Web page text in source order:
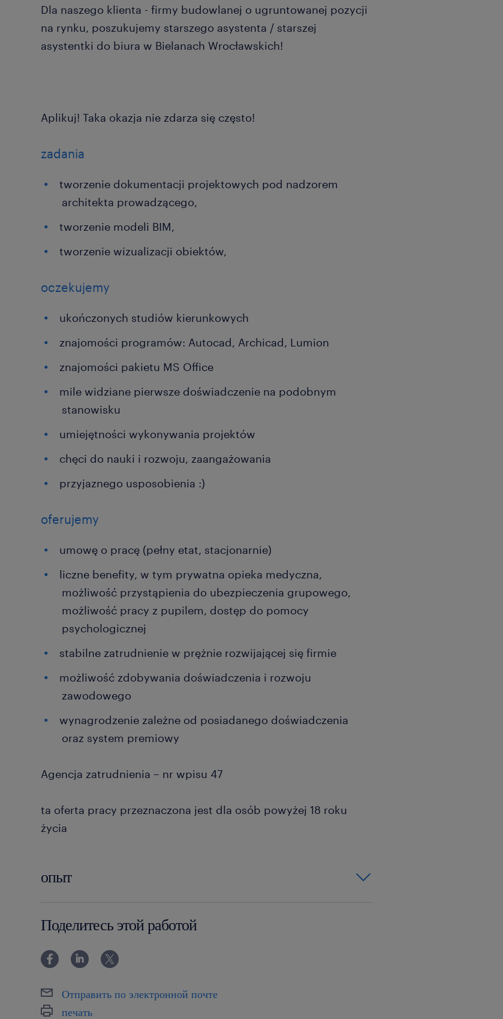
Dla naszego klienta - firmy budowlanej o ugruntowanej pozycji
na rynku, poszukujemy starszego asystenta / starszej
asystentki do biura w Bielanach Wrocławskich!
Aplikuj! Taka okazja nie zdarza się często!
zadania
tworzenie dokumentacji projektowych pod nadzorem
architekta prowadzącego,
tworzenie modeli BIM,
tworzenie wizualizacji obiektów,
oczekujemy
ukończonych studiów kierunkowych
znajomości programów: Autocad, Archicad, Lumion
znajomości pakietu MS Office
mile widziane pierwsze doświadczenie na podobnym
stanowisku
umiejętności wykonywania projektów
chęci do nauki i rozwoju, zaangażowania
przyjaznego usposobienia :)
oferujemy
umowę o pracę (pełny etat, stacjonarnie)
liczne benefity, w tym prywatna opieka medyczna,
możliwość przystąpienia do ubezpieczenia grupowego,
możliwość pracy z pupilem, dostęp do pomocy
psychologicznej
stabilne zatrudnienie w prężnie rozwijającej się firmie
możliwość zdobywania doświadczenia i rozwoju
zawodowego
wynagrodzenie zależne od posiadanego doświadczenia
oraz system premiowy
Agencja zatrudnienia – nr wpisu 47
ta oferta pracy przeznaczona jest dla osób powyżej 18 roku
życia
опыт
Поделитесь этой работой
Отправить по электронной почте
печать